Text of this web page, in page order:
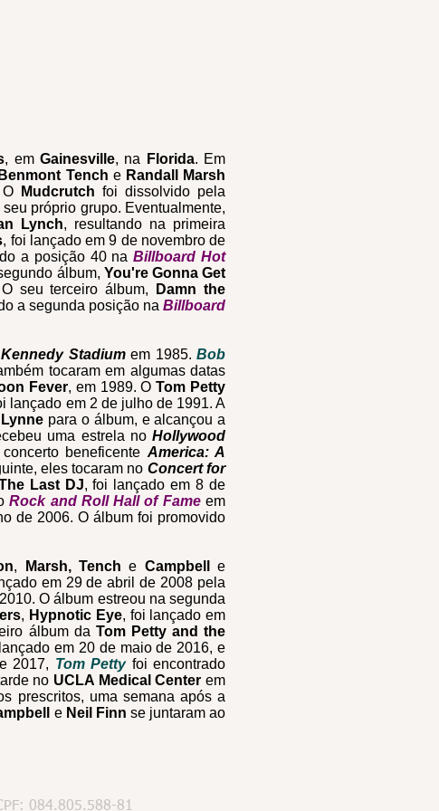
, emGainesville, na Florida. Em
Benmont Tench e Randall Marsh
Mudcrutch foi dissolvido pela
próprio grupo. Eventualmente,
Lynch, resultando na primeira
, foi lançado em 9 de novembro de
a posição 40 naBillboard Hot
álbum, You're Gonna Get
seu terceiro álbum,
Damn the
a segunda posição na Billboard
Kennedy Stadiumem 1985.Bob
tocaram em algumas datas
Fever, em 1989. OTom Petty
lançado em 2 de julho de 1991. A
para o álbum, e alcançou a
uma estrela noHollywood
beneficente America: A
eles tocaram no Concert for
Last DJ, foi lançado em 8 de
Rock and Roll Hall of Fameem
de 2006. O álbum foi promovido
, Marsh, Tench e Campbell
e
em 29 de abril de 2008 pela
O álbum estreou na segunda
, Hypnotic Eye, foi lançado em
álbum da Tom Petty and the
em 20 de maio de 2016, e
2017, Tom Pettyfoi encontrado
no UCLA Medical Center em
prescritos, uma semana após a
e Neil Finn se juntaram ao
084.805.588-81